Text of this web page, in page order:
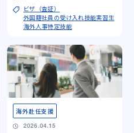
ビザ（査証）
外国籍社員の受け入れ技能実習生
海外人事特定技能
海外赴任支援
2026.04.15